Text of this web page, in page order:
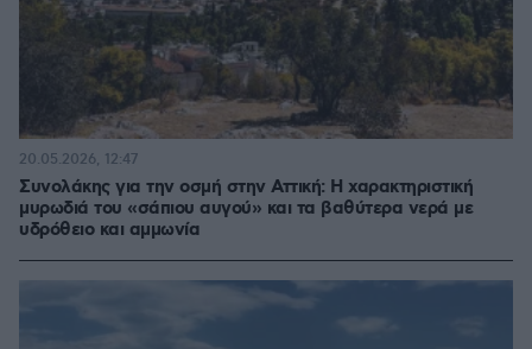
Συνολάκης για την οσμή στην Αττική: Η χαρακτηριστική
μυρωδιά του «σάπιου αυγού» και τα βαθύτερα νερά με
υδρόθειο και αμμωνία
20.05.2026, 12:47